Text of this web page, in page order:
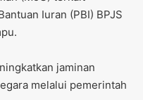
Iuran (PBI) BPJS
jaminan
melalui pemerintah